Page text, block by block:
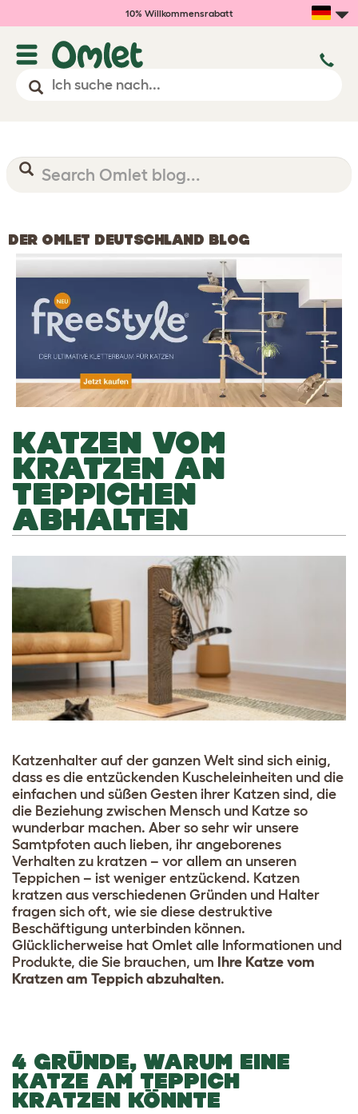
10% Willkommensrabatt
DER OMLET DEUTSCHLAND BLOG
KATZEN VOM
KRATZEN AN
TEPPICHEN
ABHALTEN
Katzenhalter auf der ganzen Welt sind sich einig,
dass es die entzückenden Kuscheleinheiten und die
einfachen und süßen Gesten ihrer Katzen sind, die
die Beziehung zwischen Mensch und Katze so
wunderbar machen. Aber so sehr wir unsere
Samtpfoten auch lieben, ihr angeborenes
Verhalten zu kratzen – vor allem an unseren
Teppichen – ist weniger entzückend. Katzen
kratzen aus verschiedenen Gründen und Halter
fragen sich oft, wie sie diese destruktive
Beschäftigung unterbinden können.
Glücklicherweise hat Omlet alle Informationen und
Produkte, die Sie brauchen, um
Ihre Katze vom
Kratzen am Teppich abzuhalten.
4 GRÜNDE, WARUM EINE
KATZE AM TEPPICH
KRATZEN KÖNNTE